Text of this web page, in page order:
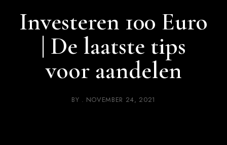
Investeren 100 Euro
| De laatste tips
voor aandelen
BY NOVEMBER 24, 2021